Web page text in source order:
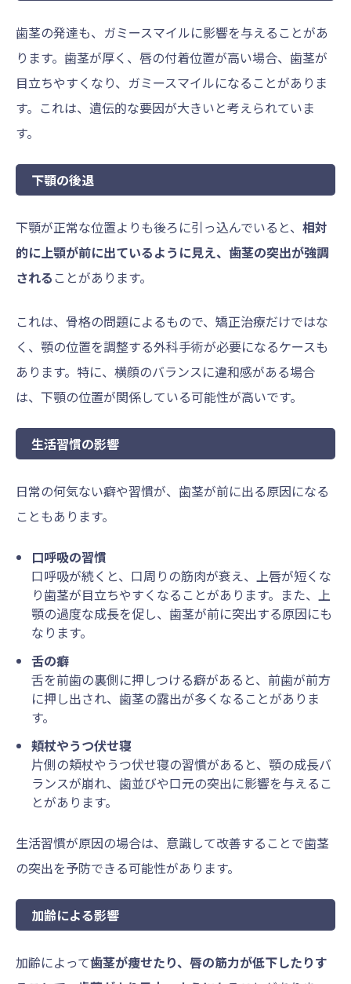
歯茎の発達も、ガミースマイルに影響を与えることがあ
ります。歯茎が厚く、唇の付着位置が高い場合、歯茎が
目立ちやすくなり、ガミースマイルになることがありま
す。これは、遺伝的な要因が大きいと考えられていま
す。
下顎の後退
下顎が正常な位置よりも後ろに引っ込んでいると、 相対
的に上顎が前に出ているように見え、歯茎の突出が強調
される ことがあります。
これは、骨格の問題によるもので、矯正治療だけではな
く、顎の位置を調整する外科手術が必要になるケースも
あります。特に、横顔のバランスに違和感がある場合
は、下顎の位置が関係している可能性が高いです。
生活習慣の影響
日常の何気ない癖や習慣が、歯茎が前に出る原因になる
こともあります。
口呼吸の習慣
口呼吸が続くと、口周りの筋肉が衰え、上唇が短くな
り歯茎が目立ちやすくなることがあります。また、上
顎の過度な成長を促し、歯茎が前に突出する原因にも
なります。
舌の癖
舌を前歯の裏側に押しつける癖があると、前歯が前方
に押し出され、歯茎の露出が多くなることがありま
す。
頬杖やうつ伏せ寝
片側の頬杖やうつ伏せ寝の習慣があると、顎の成長バ
ランスが崩れ、歯並びや口元の突出に影響を与えるこ
とがあります。
生活習慣が原因の場合は、意識して改善することで歯茎
の突出を予防できる可能性があります。
加齢による影響
加齢によって歯茎が痩せたり、唇の筋力が低下したりす